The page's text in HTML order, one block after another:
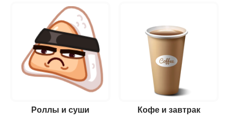
Роллы и суши Кофе и завтрак